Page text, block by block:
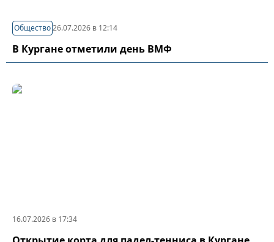
Общество26.07.2026 в 12:14
В Кургане отметили день ВМФ
16.07.2026 в 17:34